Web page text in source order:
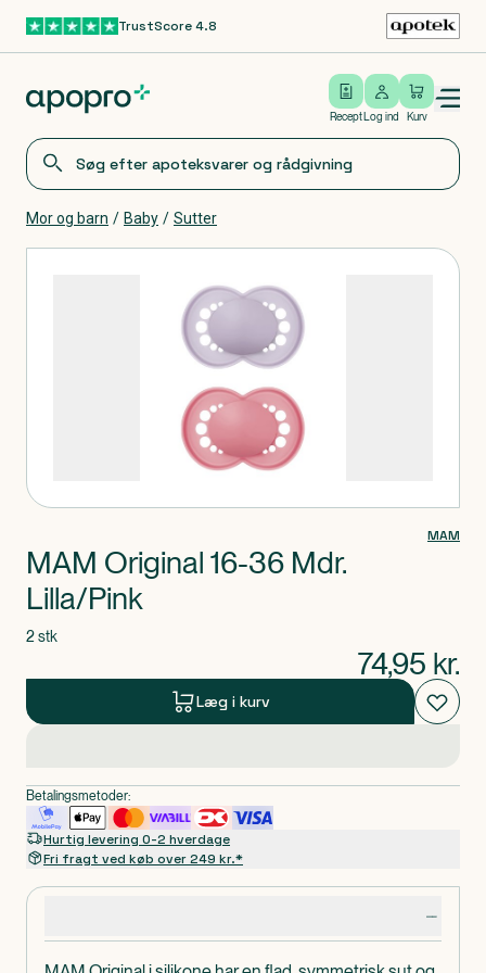
Gå til hovedindholdTrustScore 4.8
Recept
Log ind
Log ind Kurv
Open/close menu
Mor og barn / Baby / Sutter
MAM
MAM Original 16-36 Mdr.
Lilla/Pink
2 stk
74,95 kr.
Læg i kurv
Betalingsmetoder:
Hurtig levering 0-2 hverdage
Fri fragt ved køb over 249 kr.*